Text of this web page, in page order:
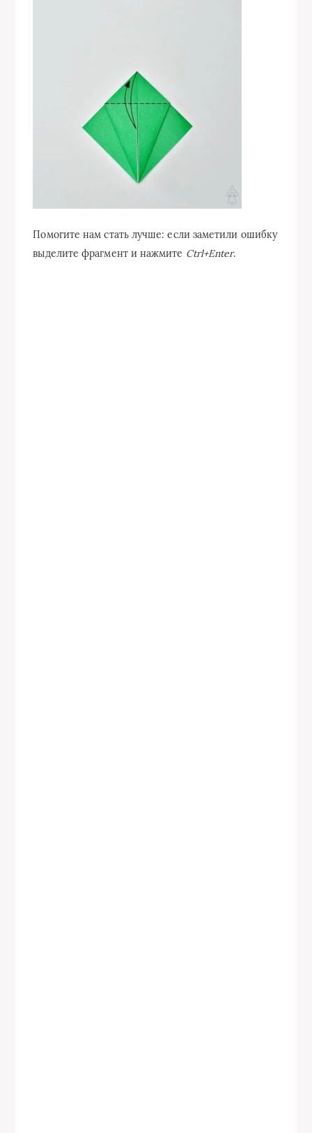
Помогите нам стать лучше: если заметили ошибку
выделите фрагмент и нажмите Ctrl+Enter.